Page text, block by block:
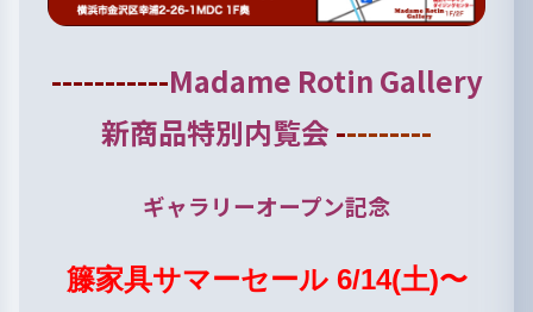
-----------Madame Rotin Gallery
新商品特別内覧会---------
ギャラリーオープン記念
籐家具サマーセール 6/14(土)〜